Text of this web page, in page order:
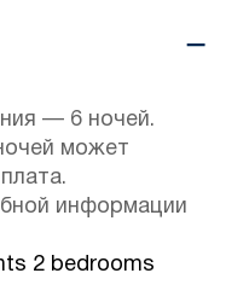
— 6 ночей.
может
информации
2 bedrooms